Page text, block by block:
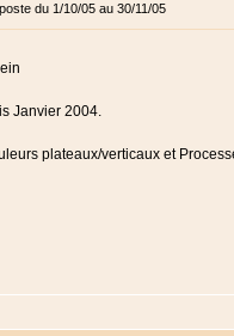
du 1/10/05 au 30/11/05
Janvier 2004.
plateaux/verticaux et